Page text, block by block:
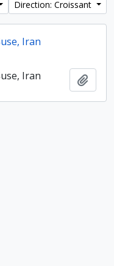
Direction: Croissant
Iran
Iran